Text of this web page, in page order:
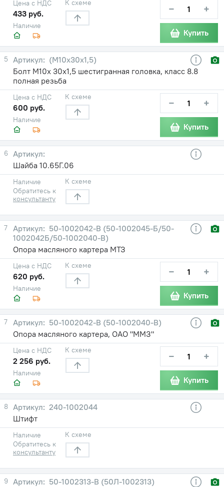
Наличие
Цена с НДС
433 руб.
К схеме − +
Купить
5
(М10х30х1,5)
Болт М10х 30х1,5 шестигранная головка, класс 8.8
полная резьба
Наличие
Цена с НДС
600 руб.
К схеме − +
Купить
6
Шайба 10.65Г.06
Наличие
Обратитесь к
консультанту
К схеме
7
50-1002042-В (50-1002045-Б/50-
1002042Б/50-1002040-В)
Опора масляного картера МТЗ
Наличие
Цена с НДС
620 руб.
К схеме − +
Купить
7
50-1002042-В (50-1002040-В)
Опора масляного картера, ОАО "ММЗ"
Наличие
Цена с НДС
2 256 руб.
К схеме − +
Купить
8
240-1002044
Штифт
Наличие
Обратитесь к
консультанту
К схеме
9
50-1002313-В (50Л-1002313)